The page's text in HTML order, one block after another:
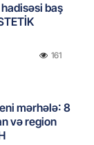
baş
161
mərhələ: 8
və region